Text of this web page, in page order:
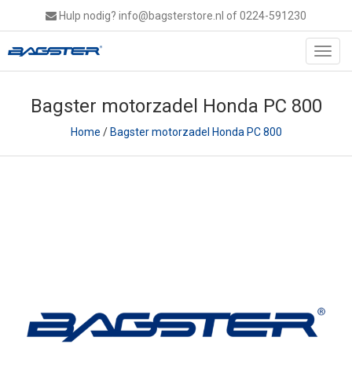
Hulp nodig? info@bagsterstore.nl of 0224-591230
Bagster motorzadel Honda PC 800
Home /Bagster motorzadel Honda PC 800